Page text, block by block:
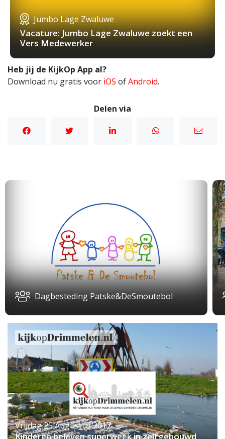
Jumbo Lage Zwaluwe
Vacature: Jumbo Lage Zwaluwe zoekt een
Vers Medewerker
Heb jij de KijkOp App al?
Download nu gratis voor iOS ofAndroid.
Delen via
Dagbesteding Patske&DeSmoutebol
Vrijdag 25 Augustus 2017
Kinderen beleven superweek in zelfgebouwd